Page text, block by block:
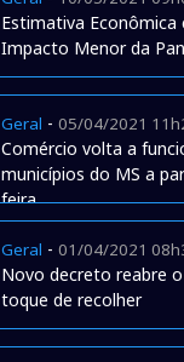
Estimativa Econômica
Impacto Menor da
Geral -05/04/2021
Comércio volta a
municípios do MS a
feira
Geral -01/04/2021
Novo decreto reabre
toque de recolher